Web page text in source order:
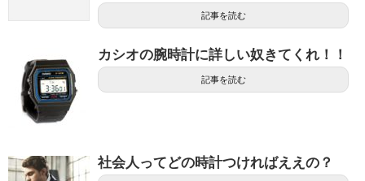
記事を読む
カシオの腕時計に詳しい奴きてくれ！！
記事を読む
社会人ってどの時計つければええの？